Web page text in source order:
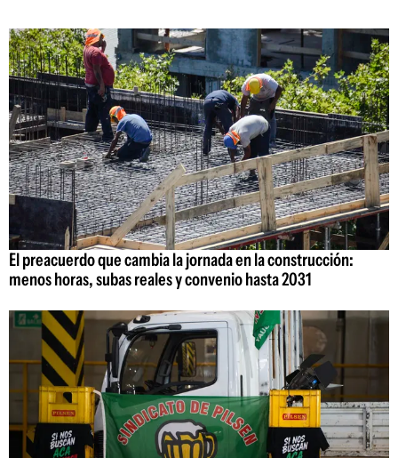
El preacuerdo que cambia la jornada en la construcción:
menos horas, subas reales y convenio hasta 2031